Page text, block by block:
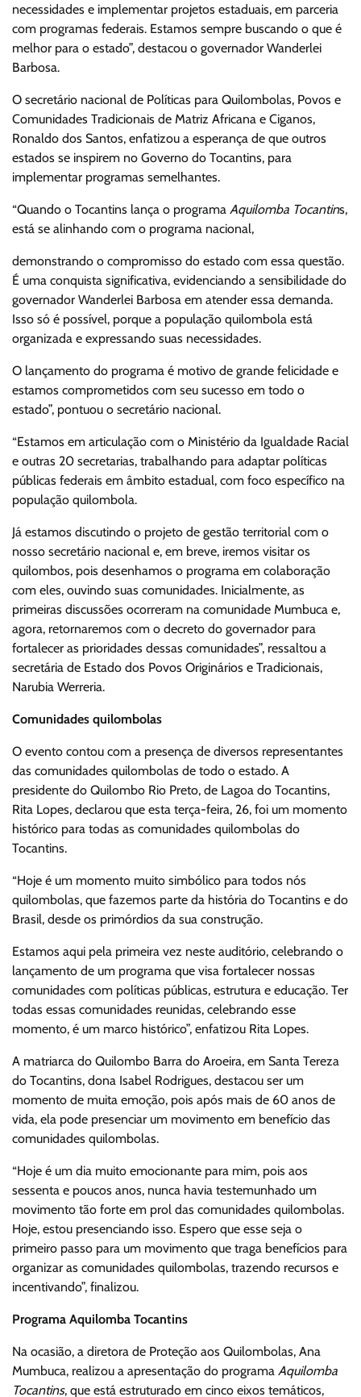
necessidades e implementar projetos estaduais, em parceria
com programas federais. Estamos sempre buscando o que é
melhor para o estado”, destacou o governador Wanderlei
Barbosa.
O secretário nacional de Políticas para Quilombolas, Povos e
Comunidades Tradicionais de Matriz Africana e Ciganos,
Ronaldo dos Santos, enfatizou a esperança de que outros
estados se inspirem no Governo do Tocantins, para
implementar programas semelhantes.
“Quando o Tocantins lança o programa Aquilomba Tocantins,
está se alinhando com o programa nacional,
demonstrando o compromisso do estado com essa questão.
É uma conquista significativa, evidenciando a sensibilidade do
governador Wanderlei Barbosa em atender essa demanda.
Isso só é possível, porque a população quilombola está
organizada e expressando suas necessidades.
O lançamento do programa é motivo de grande felicidade e
estamos comprometidos com seu sucesso em todo o
estado”, pontuou o secretário nacional.
“Estamos em articulação com o Ministério da Igualdade Racial
e outras 20 secretarias, trabalhando para adaptar políticas
públicas federais em âmbito estadual, com foco específico na
população quilombola.
Já estamos discutindo o projeto de gestão territorial com o
nosso secretário nacional e, em breve, iremos visitar os
quilombos, pois desenhamos o programa em colaboração
com eles, ouvindo suas comunidades. Inicialmente, as
primeiras discussões ocorreram na comunidade Mumbuca e,
agora, retornaremos com o decreto do governador para
fortalecer as prioridades dessas comunidades”, ressaltou a
secretária de Estado dos Povos Originários e Tradicionais,
Narubia Werreria.
Comunidades quilombolas
O evento contou com a presença de diversos representantes
das comunidades quilombolas de todo o estado. A
presidente do Quilombo Rio Preto, de Lagoa do Tocantins,
Rita Lopes, declarou que esta terça-feira, 26, foi um momento
histórico para todas as comunidades quilombolas do
Tocantins.
“Hoje é um momento muito simbólico para todos nós
quilombolas, que fazemos parte da história do Tocantins e do
Brasil, desde os primórdios da sua construção.
Estamos aqui pela primeira vez neste auditório, celebrando o
lançamento de um programa que visa fortalecer nossas
comunidades com políticas públicas, estrutura e educação. Ter
todas essas comunidades reunidas, celebrando esse
momento, é um marco histórico”, enfatizou Rita Lopes.
A matriarca do Quilombo Barra do Aroeira, em Santa Tereza
do Tocantins, dona Isabel Rodrigues, destacou ser um
momento de muita emoção, pois após mais de 60 anos de
vida, ela pode presenciar um movimento em benefício das
comunidades quilombolas.
“Hoje é um dia muito emocionante para mim, pois aos
sessenta e poucos anos, nunca havia testemunhado um
movimento tão forte em prol das comunidades quilombolas.
Hoje, estou presenciando isso. Espero que esse seja o
primeiro passo para um movimento que traga benefícios para
organizar as comunidades quilombolas, trazendo recursos e
incentivando”, finalizou.
Programa Aquilomba Tocantins
Na ocasião, a diretora de Proteção aos Quilombolas, Ana
Mumbuca, realizou a apresentação do programa Aquilomba
Tocantins, que está estruturado em cinco eixos temáticos,